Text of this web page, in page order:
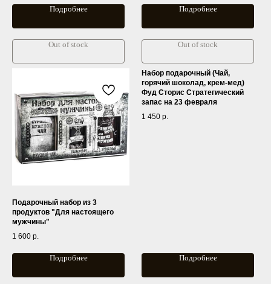
Подробнее
Out of stock
Подробнее
Out of stock
Подарочный набор из 3
продуктов "Для настоящего
мужчины"
1 600 р.
Подробнее
Набор подарочный (Чай,
горячий шоколад, крем-мед)
Фуд Сторис Стратегический
запас на 23 февраля
1 450 р.
Подробнее
КАТАЛОГ
Аксессуары
Бренды
Продукция собственного производства